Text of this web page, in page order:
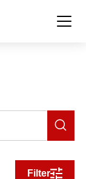
Filter